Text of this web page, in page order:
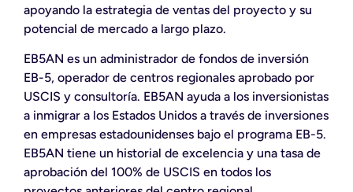
apoyando la estrategia de ventas del proyecto y su
potencial de mercado a largo plazo.
EB5AN es un administrador de fondos de inversión
EB-5, operador de centros regionales aprobado por
USCIS y consultoría. EB5AN ayuda a los inversionistas
a inmigrar a los Estados Unidos a través de inversiones
en empresas estadounidenses bajo el programa EB-5.
EB5AN tiene un historial de excelencia y una tasa de
aprobación del 100% de USCIS en todos los